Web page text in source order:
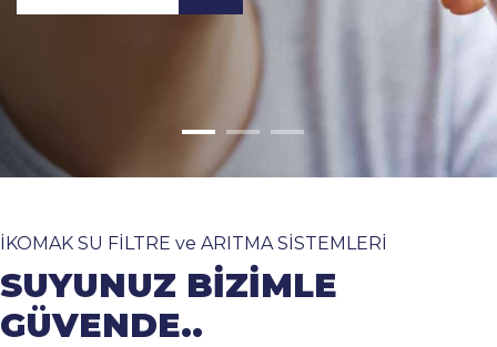
İKOMAK SU FİLTRE ve ARITMA SİSTEMLERİ
SUYUNUZ BİZİMLE
GÜVENDE..